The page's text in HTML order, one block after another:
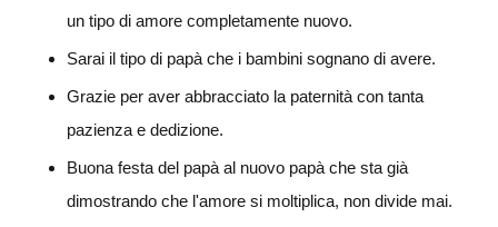
un tipo di amore completamente nuovo.
Sarai il tipo di papà che i bambini sognano di avere.
Grazie per aver abbracciato la paternità con tanta
pazienza e dedizione.
Buona festa del papà al nuovo papà che sta già
dimostrando che l'amore si moltiplica, non divide mai.